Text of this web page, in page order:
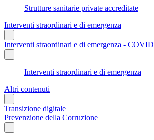
Strutture sanitarie private accreditate
Interventi straordinari e di emergenza
Interventi straordinari e di emergenza - COVID
Interventi straordinari e di emergenza
Altri contenuti
Transizione digitale
Prevenzione della Corruzione